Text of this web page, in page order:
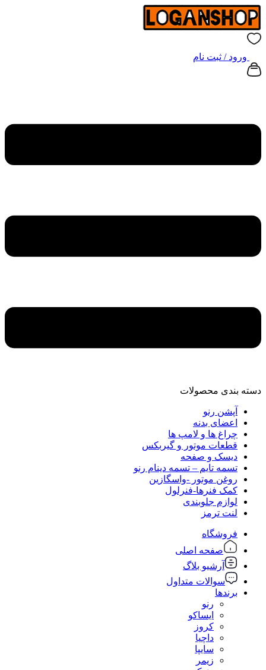
ورود / ثبت نام
دسته‌ بندی محصولات
آپشن رنو
اعضای بدنه
چراغ ها و لامپ ها
قطعات موتور و گیربکس
دیسک و صفحه
تسمه تایم – تسمه دینام رنو
روغن موتور -واسگازین
کمک فنرها-فنرلول
لوازم جلوبندی
لنت ترمز
فروشگاه
صفحه اصلی
آرشیو بلاگ
سوالات متداول
برندها
رنو
ایساکو
کروز
داچیا
سایپا
زیمر